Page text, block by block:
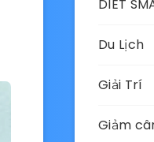
DIET
Du Lịch
Giải Trí
Giảm